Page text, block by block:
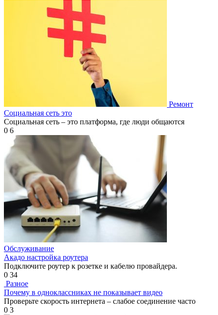
Ремонт
Социальная сеть это
Социальная сеть – это платформа, где люди общаются
0 6
Обслуживание
Акадо настройка роутера
Подключите роутер к розетке и кабелю провайдера.
0 34
Разное
Почему в одноклассниках не показывает видео
Проверьте скорость интернета – слабое соединение часто
0 3